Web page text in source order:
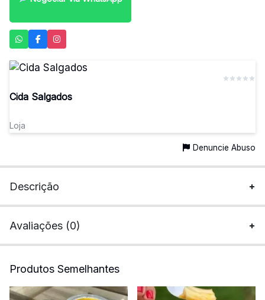
quem
mais
precisa!
precisa!
Cida Salgados
Loja
Denuncie Abuso
Descrição
Avaliações (0)
Produtos Semelhantes